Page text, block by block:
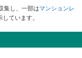
集し、一部はマンションレ
ています。